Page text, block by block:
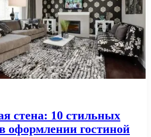
стена: 10 стильных
оформлении гостиной